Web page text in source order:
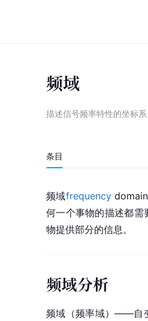
频域
描述信号频率特性的坐标系
条目
频域frequency domain
何一个事物的描述都需
物提供部分的信息。
频域分析
频域（频率域）——自